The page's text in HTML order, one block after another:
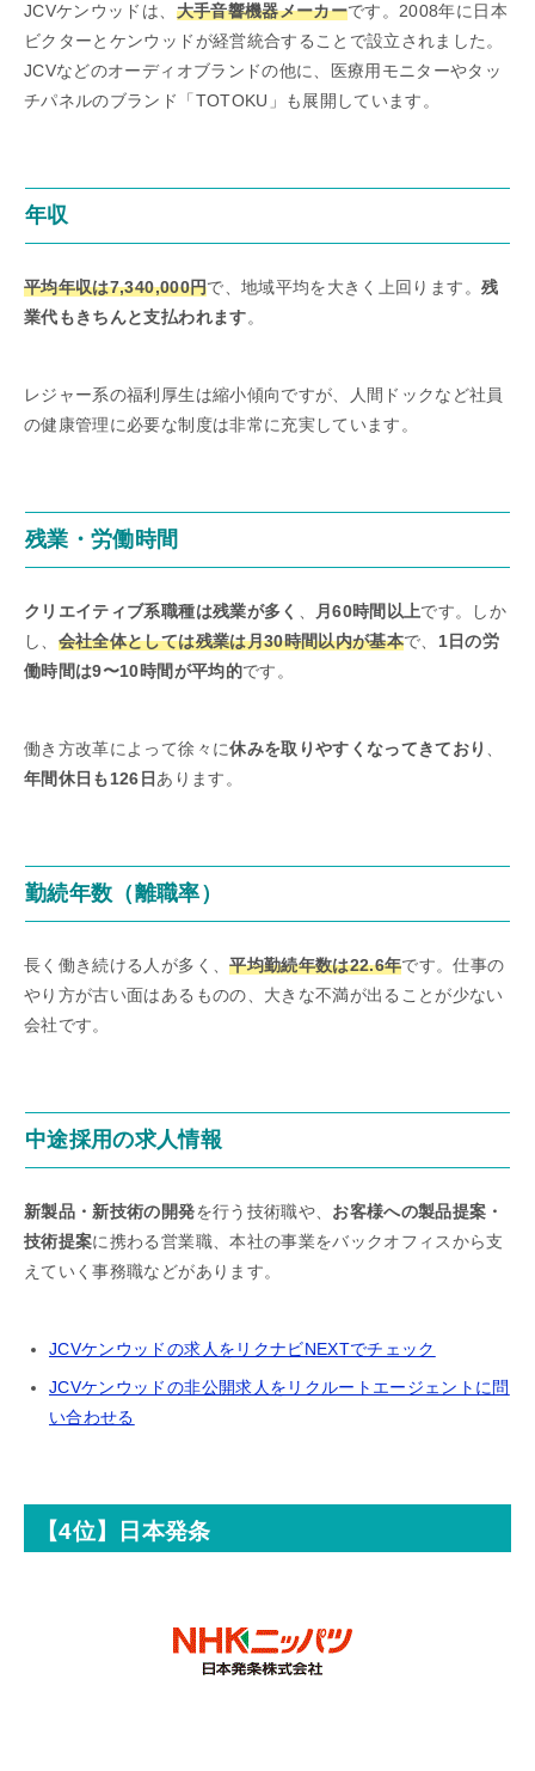
JCVケンウッドは、 大手音響機器メーカーです。2008年に日本
ビクターとケンウッドが経営統合することで設立されました。
JCVなどのオーディオブランドの他に、医療用モニターやタッ
チパネルのブランド「TOTOKU」も展開しています。
年収
平均年収は7,340,000円で、地域平均を大きく上回ります。 残
業代もきちんと支払われます。
レジャー系の福利厚生は縮小傾向ですが、人間ドックなど社員
の健康管理に必要な制度は非常に充実しています。
残業・労働時間
クリエイティブ系職種は残業が多く 、 月60時間以上です。しか
し、 会社全体としては残業は月30時間以内が基本で、 1日の労
働時間は9〜10時間が平均的です。
働き方改革によって徐々に休みを取りやすくなってきており 、
年間休日も126日あります。
勤続年数（離職率）
長く働き続ける人が多く、平均勤続年数は22.6年です。仕事の
やり方が古い面はあるものの、大きな不満が出ることが少ない
会社です。
中途採用の求人情報
新製品・新技術の開発を行う技術職や、 お客様への製品提案・
技術提案に携わる営業職、本社の事業をバックオフィスから支
えていく事務職などがあります。
JCVケンウッドの求人をリクナビNEXTでチェック
JCVケンウッドの非公開求人をリクルートエージェントに問
い合わせる
【4位】日本発条